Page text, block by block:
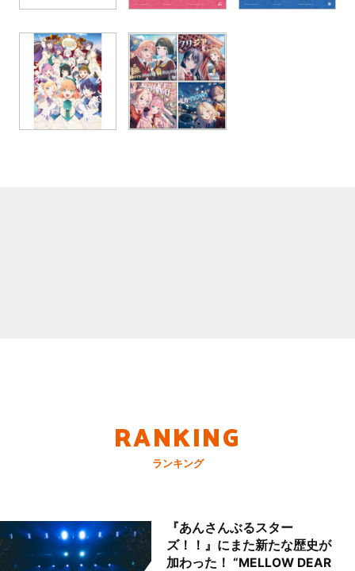
RANKING
ランキング
『あんさんぶるスター
ズ！！』にまた新たな歴史が
加わった！ “MELLOW DEAR